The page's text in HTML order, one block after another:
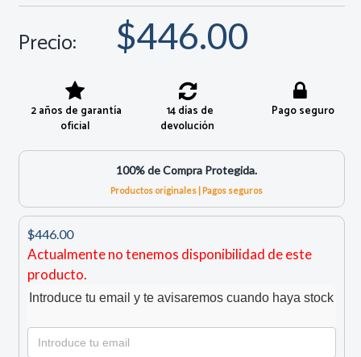
Precio: $446.00
2 años de garantía
oficial
14 días de
devolución
Pago seguro
100% de Compra Protegida.
Productos originales | Pagos seguros
$446.00
Actualmente no tenemos disponibilidad de este
producto.
Introduce tu email y te avisaremos cuando haya stock